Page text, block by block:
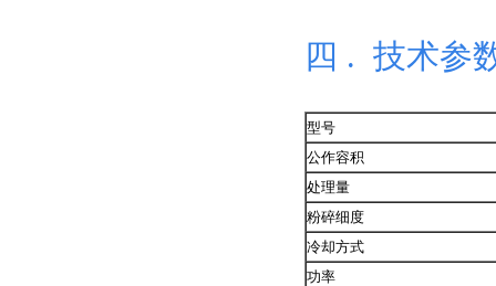
四 . 技术参
型号
公作容积
处理量
粉碎细度
冷却方式
功率